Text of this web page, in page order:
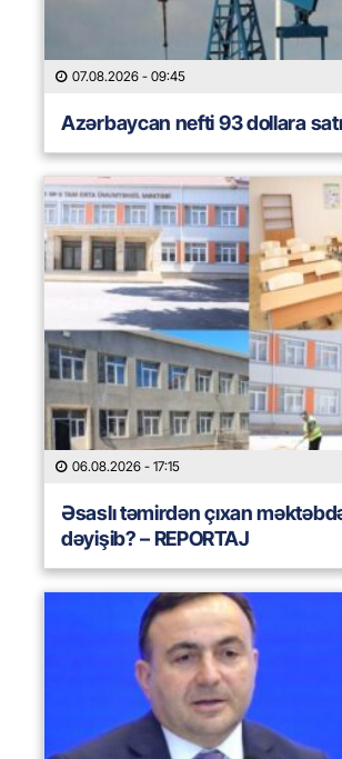
07.08.2026 - 09:45
Azərbaycan nefti 93 dollara
06.08.2026 - 17:15
Əsaslı təmirdən çıxan
dəyişib? – REPORTAJ